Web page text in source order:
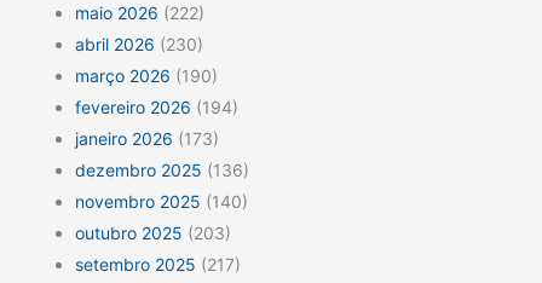
maio 2026 (222)
abril 2026 (230)
março 2026 (190)
fevereiro 2026 (194)
janeiro 2026 (173)
dezembro 2025 (136)
novembro 2025 (140)
outubro 2025 (203)
setembro 2025 (217)